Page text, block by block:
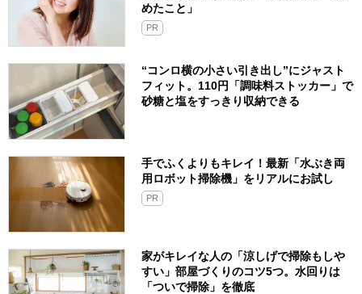
めたこと」
PR
“コンロ横の小さい引き出し”にジャスト
フィット。110円「調味料ストッカー」で
砂糖と塩をすっきり収納できる
手でふくよりもキレイ！最新「水ぶき両
用ロボット掃除機」をリアルにお試し
PR
家がキレイな人の「涼しげで掃除もしや
すい」部屋づくりのコツ5つ。水回りは
「ついで掃除」を徹底